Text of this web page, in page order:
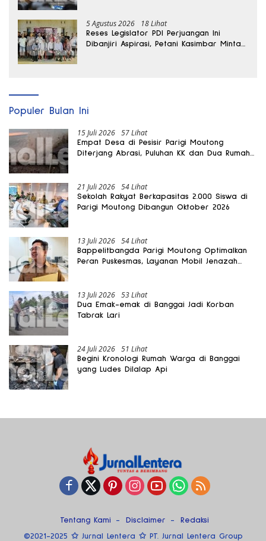
5 Agustus 2026 18 Lihat
Reses Legislator PDI Perjuangan Ini
Dibanjiri Aspirasi, Petani Kasimbar Minta
Populer Bulan Ini
15 Juli 2026 57 Lihat
Empat Desa di Pesisir Parigi Moutong
Diterjang Abrasi, Puluhan KK dan Dua Rumah
21 Juli 2026 54 Lihat
Sekolah Rakyat Berkapasitas 2.000 Siswa di
Parigi Moutong Dibangun Oktober 2026
13 Juli 2026 54 Lihat
Bappelitbangda Parigi Moutong Optimalkan
Peran Puskesmas, Layanan Mobil Jenazah
13 Juli 2026 53 Lihat
Dua Emak-emak di Banggai Jadi Korban
Tabrak Lari
24 Juli 2026 51 Lihat
Begini Kronologi Rumah Warga di Banggai
yang Ludes Dilalap Api
Tentang Kami Disclaimer
Redaksi
©2021-2025 ✩ Jurnal Lentera ✩ PT. Jurnal Lentera Group